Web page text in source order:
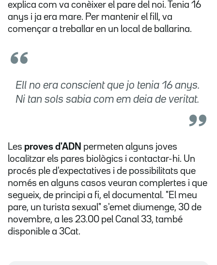
explica com va conèixer el pare del noi. Tenia 16
anys i ja era mare. Per mantenir el fill, va
començar a treballar en un local de ballarina.
Ell no era conscient que jo tenia 16 anys.
Ni tan sols sabia com em deia de veritat.
Les proves d'ADN permeten alguns joves
localitzar els pares biològics i contactar-hi. Un
procés ple d'expectatives i de possibilitats que
només en alguns casos veuran complertes i que
segueix, de principi a fi, el documental. "El meu
pare, un turista sexual" s'emet diumenge, 30 de
novembre, a les 23.00 pel Canal 33, també
disponible a 3Cat.